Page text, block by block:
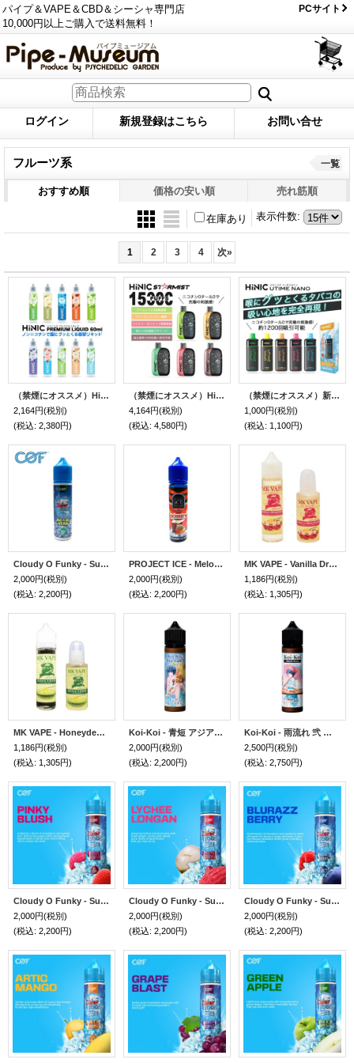
パイプ＆VAPE＆CBD＆シーシャ専門店
10,000円以上ご購入で送料無料！
PCサイト
ログイン 新規登録はこちら お問い合せ
フルーツ系 一覧
おすすめ順 価格の安い順 売れ筋順
表示件数:
在庫あり
1 2 3 4 次»
（禁煙にオススメ）HiLIQ - HiNIC LIQUID 60ml 喉にガツンとくるVAPE・電子タバコ・電子シーシャ用リキッド
2,164円(税別)
(税込: 2,380円)
（禁煙にオススメ）HiNIC STARMISTハイニックスターミスト（喉にガツンとくる使い捨てVAPE・電子シーシャ）
4,164円(税別)
(税込: 4,580円)
（禁煙にオススメ）新味登場！HiLIQ - HiNIC UTIME NANO 喉にガツンとくる使い捨てVAPE・電子シーシャ
1,000円(税別)
(税込: 1,100円)
Cloudy O Funky - Super Cool ALOE VERA（メンソール＆アロエベラ）60ml
2,000円(税別)
(税込: 2,200円)
PROJECT ICE - Melomdew （メロンデュー & メンソール） 60ml
2,000円(税別)
(税込: 2,200円)
MK VAPE - Vanilla Dragonium バニラ＆ドラゴンフルーツ 20ml／60ml【VAPE・電子タバコ・電子シーシャ用リキッド】
1,186円(税別)
(税込: 1,305円)
MK VAPE - Honeydew バニラ＆ハニーデュー 20ml／60ml【VAPE・電子タバコ・電子シーシャ用リキッド】
1,186円(税別)
(税込: 1,305円)
Koi-Koi - 青短 アジアンフルーツティー 60ml【VAPE・電子タバコ・電子シーシャ用リキッド】
2,000円(税別)
(税込: 2,200円)
Koi-Koi - 雨流れ 弐 いちごミルク 60ml【VAPE・電子タバコ・電子シーシャ用リキッド】
2,500円(税別)
(税込: 2,750円)
Cloudy O Funky - Super Cool Pinky Blush（メンソール＆ライチ＆ストロベリー） 60ml
2,000円(税別)
(税込: 2,200円)
Cloudy O Funky - Super Cool Lychee Longan（メンソール＆ライチ&ロンガン） 60ml
2,000円(税別)
(税込: 2,200円)
Cloudy O Funky - Super Cool Blurazz Berry（メンソール＆ブルーベリー&ラズベリー） 60ml
2,000円(税別)
(税込: 2,200円)